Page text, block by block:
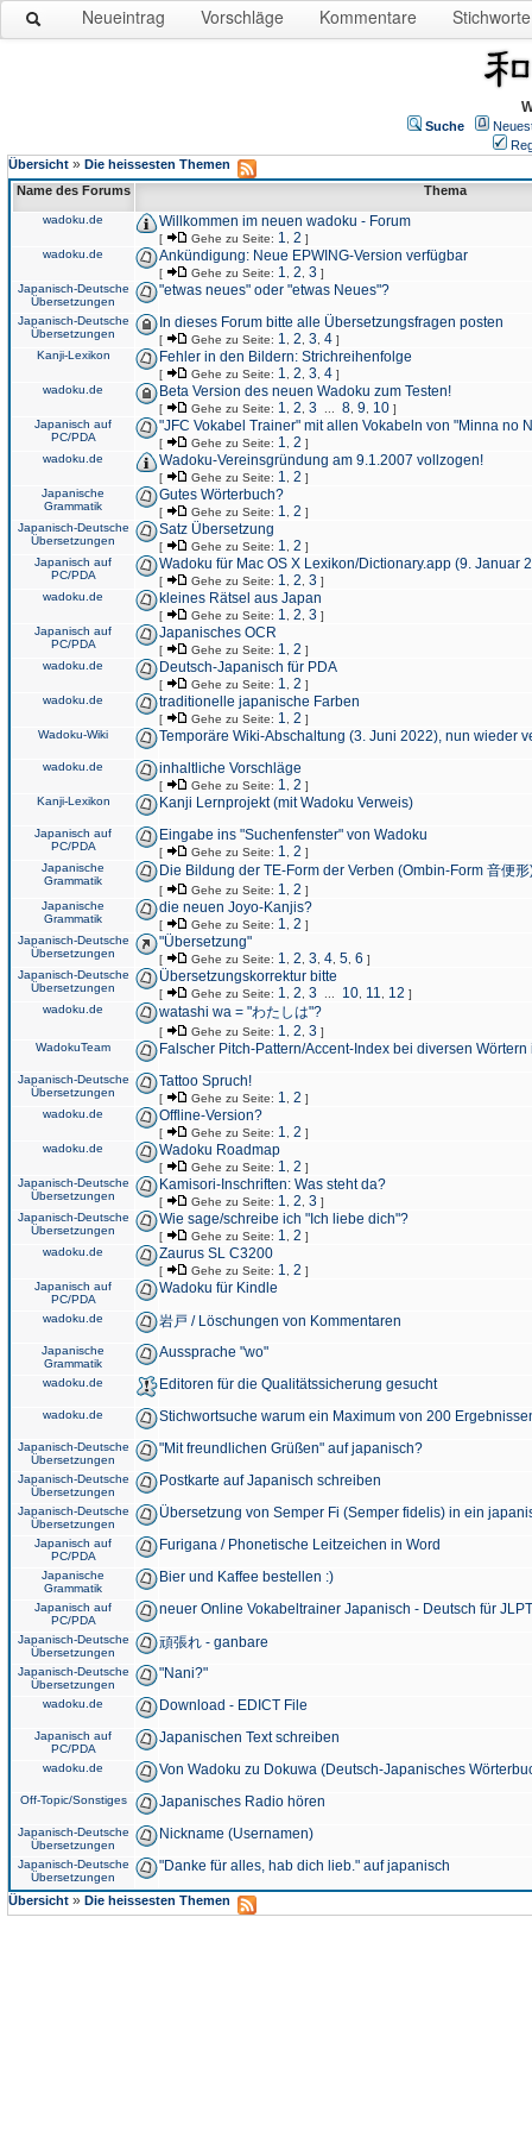
Neueintrag Vorschläge Kommentare Stichworte
Suche
Übersicht » Die heissesten Themen
Name des Forums
Thema
wadoku.de Willkommen im neuen wadoku - Forum
[ Gehe zu Seite: 1 2 ]
wadoku.de
Ankündigung: Neue EPWING-Version verfügbar
[ Gehe zu Seite: 1 2 3 ]
Japanisch-Deutsche
Übersetzungen
"etwas neues" oder "etwas Neues"?
Japanisch-Deutsche
Übersetzungen
In dieses Forum bitte alle Übersetzungsfragen posten
[ Gehe zu Seite: 1 2 3 4 ]
Kanji-Lexikon
Fehler in den Bildern: Strichreihenfolge
[ Gehe zu Seite: 1 2 3 4 ]
wadoku.de
Beta Version des neuen Wadoku zum Testen!
[ Gehe zu Seite: 1 2 3 8 9 10 ]
Japanisch auf
PC/PDA
"JFC Vokabel Trainer" mit allen Vokabeln von "Minna no
[ Gehe zu Seite: 1 2 ]
wadoku.de
Wadoku-Vereinsgründung am 9.1.2007 vollzogen!
[ Gehe zu Seite: 1 2 ]
Japanische
Grammatik
Gutes Wörterbuch?
[ Gehe zu Seite: 1 2 ]
Japanisch-Deutsche
Übersetzungen
Satz Übersetzung
[ Gehe zu Seite: 1 2 ]
Japanisch auf
PC/PDA
Wadoku für Mac OS X Lexikon/Dictionary.app (9. Januar
[ Gehe zu Seite: 1 2 3 ]
wadoku.de
kleines Rätsel aus Japan
[ Gehe zu Seite: 1 2 3 ]
Japanisch auf
PC/PDA
Japanisches OCR
[ Gehe zu Seite: 1 2 ]
wadoku.de
Deutsch-Japanisch für PDA
[ Gehe zu Seite: 1 2 ]
wadoku.de
traditionelle japanische Farben
[ Gehe zu Seite: 1 2 ]
Wadoku-Wiki
Temporäre Wiki-Abschaltung (3. Juni 2022), nun wieder
wadoku.de inhaltliche Vorschläge
[ Gehe zu Seite: 1 2 ]
Kanji-Lexikon
Kanji Lernprojekt (mit Wadoku Verweis)
Japanisch auf
PC/PDA
Eingabe ins "Suchenfenster" von Wadoku
[ Gehe zu Seite: 1 2 ]
Japanische
Grammatik
Die Bildung der TE-Form der Verben (Ombin-Form 音便形
[ Gehe zu Seite: 1 2 ]
Japanische
Grammatik
die neuen Joyo-Kanjis?
[ Gehe zu Seite: 1 2 ]
Japanisch-Deutsche
Übersetzungen
"Übersetzung"
[ Gehe zu Seite: 1 2 3 4 5 6 ]
Japanisch-Deutsche
Übersetzungen
Übersetzungskorrektur bitte
[ Gehe zu Seite: 1 2 3 10 11 12 ]
wadoku.de
watashi wa = "わたしは"?
[ Gehe zu Seite: 1 2 3 ]
WadokuTeam
Falscher Pitch-Pattern/Accent-Index bei diversen
Japanisch-Deutsche
Übersetzungen
Tattoo Spruch!
[ Gehe zu Seite: 1 2 ]
wadoku.de
Offline-Version?
[ Gehe zu Seite: 1 2 ]
wadoku.de
Wadoku Roadmap
[ Gehe zu Seite: 1 2 ]
Japanisch-Deutsche
Übersetzungen
Kamisori-Inschriften: Was steht da?
[ Gehe zu Seite: 1 2 3 ]
Japanisch-Deutsche
Übersetzungen
Wie sage/schreibe ich "Ich liebe dich"?
[ Gehe zu Seite: 1 2 ]
wadoku.de
Zaurus SL C3200
[ Gehe zu Seite: 1 2 ]
Japanisch auf
PC/PDA
Wadoku für Kindle
wadoku.de 岩戸 / Löschungen von Kommentaren
Japanische
Grammatik
Aussprache "wo"
wadoku.de Editoren für die Qualitätssicherung gesucht
wadoku.de Stichwortsuche warum ein Maximum von 200
Japanisch-Deutsche
Übersetzungen
"Mit freundlichen Grüßen" auf japanisch?
Japanisch-Deutsche
Übersetzungen
Postkarte auf Japanisch schreiben
Japanisch-Deutsche
Übersetzungen
Übersetzung von Semper Fi (Semper fidelis) in ein
Japanisch auf
PC/PDA
Furigana / Phonetische Leitzeichen in Word
Japanische
Grammatik
Bier und Kaffee bestellen :)
Japanisch auf
PC/PDA
neuer Online Vokabeltrainer Japanisch - Deutsch für
Japanisch-Deutsche
Übersetzungen
頑張れ - ganbare
Japanisch-Deutsche
Übersetzungen
"Nani?"
wadoku.de Download - EDICT File
Japanisch auf
PC/PDA
Japanischen Text schreiben
wadoku.de Von Wadoku zu Dokuwa (Deutsch-Japanisches
Off-Topic/Sonstiges Japanisches Radio hören
Japanisch-Deutsche
Übersetzungen
Nickname (Usernamen)
Japanisch-Deutsche
Übersetzungen
"Danke für alles, hab dich lieb." auf japanisch
Übersicht » Die heissesten Themen